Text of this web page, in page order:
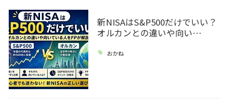
新NISAはS&P500だけでいい？
オルカンとの違いや向い…
おかね